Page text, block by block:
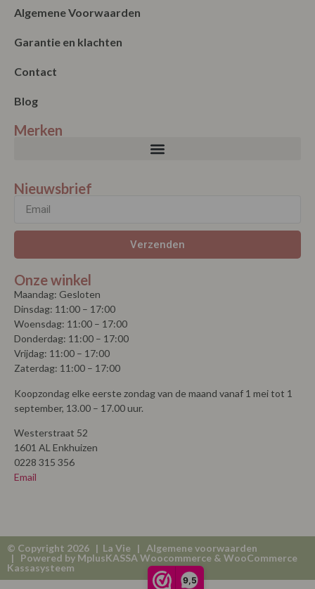
9,5
Algemene Voorwaarden
Garantie en klachten
Contact
Blog
Merken
Nieuwsbrief
Verzenden
Onze winkel
Maandag: Gesloten
Dinsdag: 11:00 – 17:00
Woensdag: 11:00 – 17:00
Donderdag: 11:00 – 17:00
Vrijdag: 11:00 – 17:00
Zaterdag: 11:00 – 17:00
Koopzondag elke eerste zondag van de maand vanaf 1 mei tot 1
september, 13.00 – 17.00 uur.
Westerstraat 52
1601 AL Enkhuizen
0228 315 356
Email
© Copyright 2026 | La Vie | Algemene voorwaarden
| Powered by MplusKASSA Woocommerce & WooCommerce
Kassasysteem